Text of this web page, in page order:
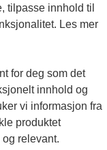
2024
Uten
tilpasse innhold til
Les mer
for deg som det
innhold og
vi informasjon fra
produktet
relevant.